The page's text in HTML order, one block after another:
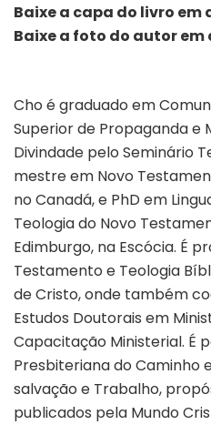
Baixe a capa do livro em
Baixe a foto do autor em
Cho é graduado em
Superior de Propaganda e
Divindade pelo Seminário
mestre em Novo
no Canadá, e PhD em
Teologia do Novo
Edimburgo, na Escócia. É
Testamento e Teologia
de Cristo, onde também
Estudos Doutorais em
Capacitação Ministerial. É
Presbiteriana do Caminho
salvação e Trabalho,
publicados pela Mundo